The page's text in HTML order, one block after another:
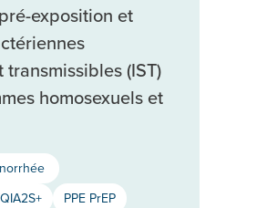
exposition et
(IST)
homosexuels et
PPE PrEP